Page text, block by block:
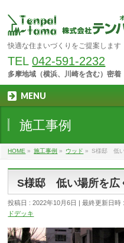
快適な住まいづくりをご提案します
TEL042-591-2232
多摩地域（横浜、川崎を含む）密着
MENU
施工事例
HOME » 施工事例 » ウッド » S様邸 低い
S様邸 低い場所を広
投稿日 : 2022年10月6日 最終更新日時
ドデッキ